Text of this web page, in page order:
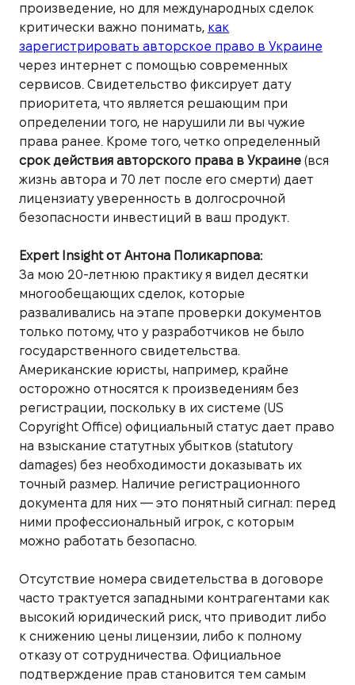
произведение, но для международных сделок
критически важно понимать, как
зарегистрировать авторское право в Украине
через интернет с помощью современных
сервисов. Свидетельство фиксирует дату
приоритета, что является решающим при
определении того, не нарушили ли вы чужие
права ранее. Кроме того, четко определенный
срок действия авторского права в Украине (вся
жизнь автора и 70 лет после его смерти) дает
лицензиату уверенность в долгосрочной
безопасности инвестиций в ваш продукт.
Expert Insight от Антона Поликарпова:
За мою 20-летнюю практику я видел десятки
многообещающих сделок, которые
разваливались на этапе проверки документов
только потому, что у разработчиков не было
государственного свидетельства.
Американские юристы, например, крайне
осторожно относятся к произведениям без
регистрации, поскольку в их системе (US
Copyright Office) официальный статус дает право
на взыскание статутных убытков (statutory
damages) без необходимости доказывать их
точный размер. Наличие регистрационного
документа для них — это понятный сигнал: перед
ними профессиональный игрок, с которым
можно работать безопасно.
Отсутствие номера свидетельства в договоре
часто трактуется западными контрагентами как
высокий юридический риск, что приводит либо
к снижению цены лицензии, либо к полному
отказу от сотрудничества. Официальное
подтверждение прав становится тем самым